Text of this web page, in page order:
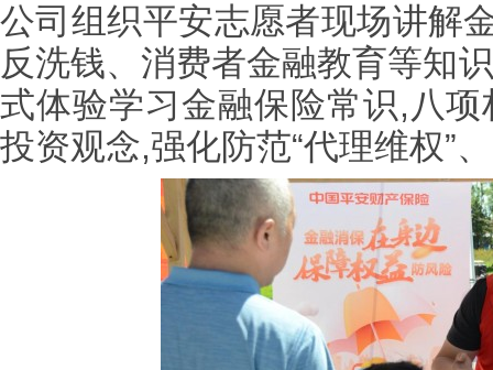
公司组织平安志愿者现场讲解
反洗钱、消费者金融教育等知
式体验学习金融保险常识,八
投资观念,强化防范“代理维权”